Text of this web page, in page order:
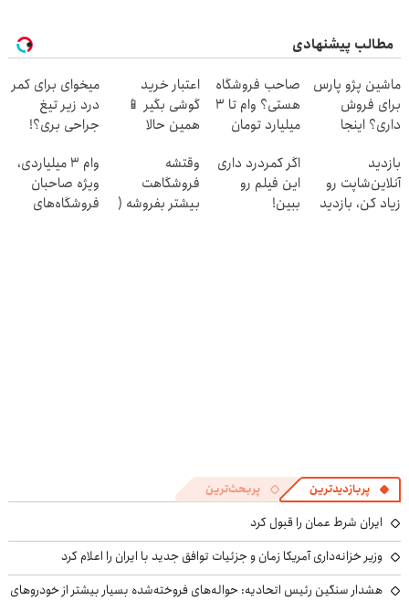
مطالب پیشنهادی
ماشین پژو پارس
برای فروش
داری؟ اینجا
صاحب فروشگاه
هستی؟ وام تا ۳
میلیارد تومان
اعتبار خرید
گوشی بگیر 📱
همین حالا
بده 🎯
میخوای برای کمر
درد زیر تیغ
جراحی بری؟!
پر کن◖
بازدید
آنلاین‌شاپت رو
زیاد کن، بازدید
اگر کمردرد داری
این فیلم رو
ببین!
وقتشه
فروشگاهت
بیشتر بفروشه (
وام ۳ میلیاردی،
ویژه صاحبان
فروشگاه‌های
پربازدیدترین پربحث‌ترین
ایران شرط عمان را قبول کرد
وزیر خزانه‌داری آمریکا زمان و جزئیات توافق جدید با ایران را اعلام کرد
هشدار سنگین رئیس اتحادیه: حواله‌های فروخته‌شده بسیار بیشتر از خودروهای